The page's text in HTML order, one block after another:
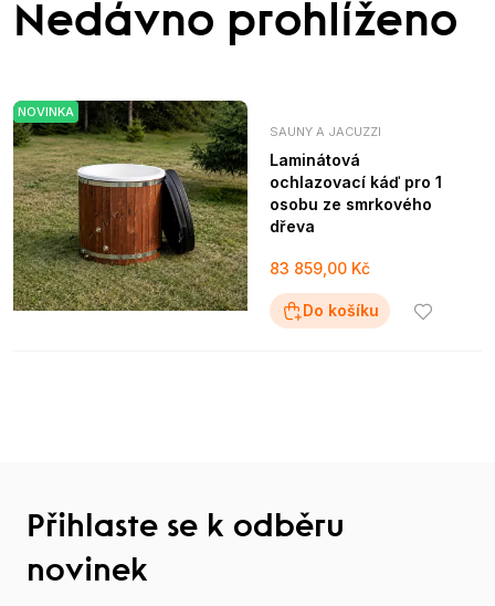
Nedávno prohlíženo
NOVINKA
SAUNY A JACUZZI
Laminátová
ochlazovací káď pro 1
osobu ze smrkového
dřeva
83 859,00 Kč
Do košíku
Přihlaste se k odběru
novinek